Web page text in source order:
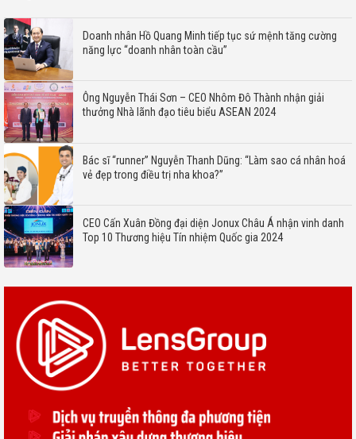
Doanh nhân Hồ Quang Minh tiếp tục sứ mệnh tăng cường
năng lực “doanh nhân toàn cầu”
Ông Nguyễn Thái Sơn – CEO Nhôm Đô Thành nhận giải
thưởng Nhà lãnh đạo tiêu biểu ASEAN 2024
Bác sĩ “runner” Nguyễn Thanh Dũng: “Làm sao cá nhân hoá
vẻ đẹp trong điều trị nha khoa?”
CEO Cấn Xuân Đồng đại diện Jonux Châu Á nhận vinh danh
Top 10 Thương hiệu Tín nhiệm Quốc gia 2024